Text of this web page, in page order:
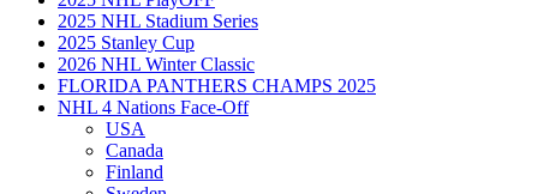
2025 NHL Stadium Series
2025 Stanley Cup
2026 NHL Winter Classic
FLORIDA PANTHERS CHAMPS 2025
NHL 4 Nations Face-Off
USA
Canada
Finland